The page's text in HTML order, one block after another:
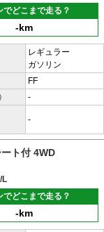
でどこまで走る？
-km
レギュラー
ガソリン
FF
-
-
ト付 4WD
L
でどこまで走る？
-km